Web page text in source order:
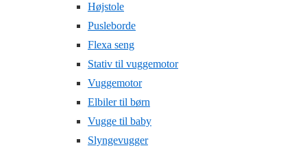
Højstole
Pusleborde
Flexa seng
Stativ til vuggemotor
Vuggemotor
Elbiler til børn
Vugge til baby
Slyngevugger